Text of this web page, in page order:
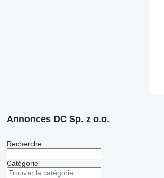
Annonces DC Sp. z o.o.
Recherche
Catégorie